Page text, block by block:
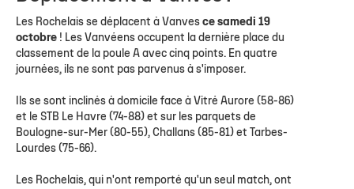
Les Rochelais se déplacent à Vanves ce samedi 19
octobre ! Les Vanvéens occupent la dernière place du
classement de la poule A avec cinq points. En quatre
journées, ils ne sont pas parvenus à s'imposer.
Ils se sont inclinés à domicile face à Vitré Aurore (58-86)
et le STB Le Havre (74-88) et sur les parquets de
Boulogne-sur-Mer (80-55), Challans (85-81) et Tarbes-
Lourdes (75-66).
Les Rochelais, qui n'ont remporté qu'un seul match, ont